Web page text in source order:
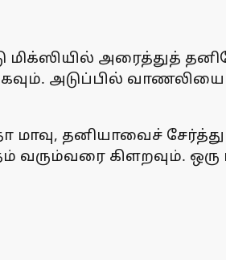
அரைத்துத்
அடுப்பில் வாணலியை
தனியாவைச் சேர்த்து
வரும்வரை கிளறவும்.